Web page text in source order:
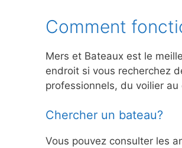
Comment
Mers et Bateaux est le
endroit si vous recherchez
professionnels, du voilier
Chercher un bateau?
Vous pouvez consulter les